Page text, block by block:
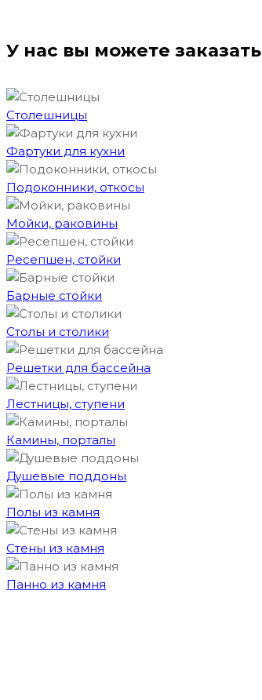
У нас вы можете заказать
Столешницы
Фартуки для кухни
Подоконники, откосы
Мойки, раковины
Ресепшен, стойки
Барные стойки
Столы и столики
Решетки для бассейна
Лестницы, ступени
Камины, порталы
Душевые поддоны
Полы из камня
Стены из камня
Панно из камня